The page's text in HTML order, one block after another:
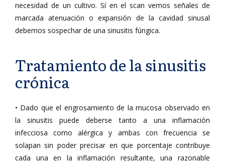
necesidad de un cultivo. Sí en el scan vemos señales de
marcada atenuación o expansión de la cavidad sinusal
debemos sospechar de una sinusitis fúngica.
Tratamiento de la sinusitis
crónica
• Dado que el engrosamiento de la mucosa observado en
la sinusitis puede deberse tanto a una inflamación
infecciosa como alérgica y ambas con frecuencia se
solapan sin poder precisar en que porcentaje contribuye
cada una en la inflamación resultante, una razonable